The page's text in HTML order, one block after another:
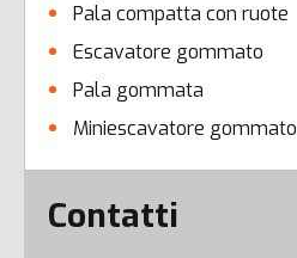
Pala compatta con ruote
Escavatore gommato
Pala gommata
Miniescavatore gommato
Error here
Contatti